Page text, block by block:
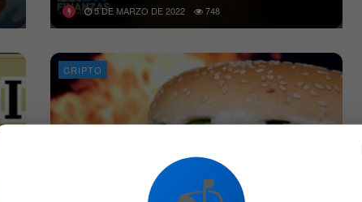
5 DE MARZO DE 2022 748
CRIPTO